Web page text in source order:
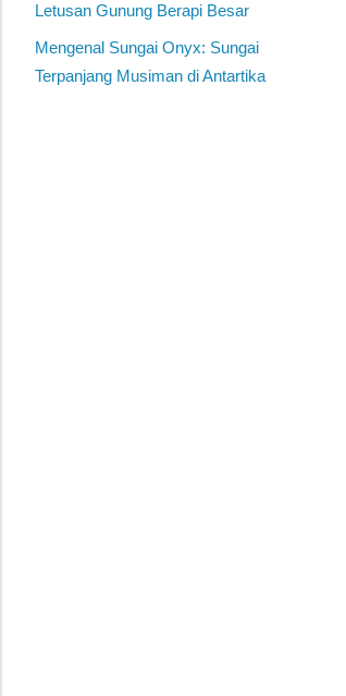
Letusan Gunung Berapi Besar
Mengenal Sungai Onyx: Sungai
Terpanjang Musiman di Antartika